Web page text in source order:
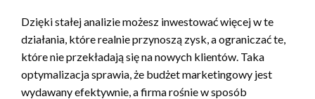
Dzięki stałej analizie możesz inwestować więcej w te
działania, które realnie przynoszą zysk, a ograniczać te,
które nie przekładają się na nowych klientów. Taka
optymalizacja sprawia, że budżet marketingowy jest
wydawany efektywnie, a firma rośnie w sposób